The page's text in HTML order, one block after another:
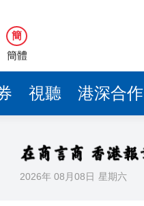
簡
簡體
視聽 港深合作
2026年 08月08日 星期六